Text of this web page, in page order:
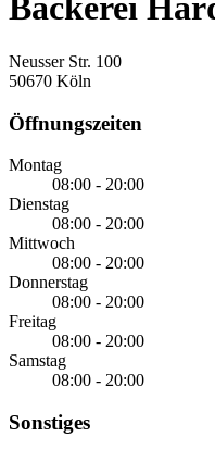
Bäckerei
Neusser Str. 100
50670 Köln
Öffnungszeiten
Montag
08:00 - 20:00
Dienstag
08:00 - 20:00
Mittwoch
08:00 - 20:00
Donnerstag
08:00 - 20:00
Freitag
08:00 - 20:00
Samstag
08:00 - 20:00
Sonstiges